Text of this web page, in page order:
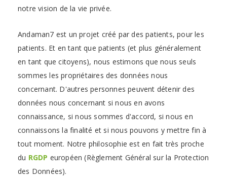
notre vision de la vie privée.
Andaman7 est un projet créé par des patients, pour les
patients. Et en tant que patients (et plus généralement
en tant que citoyens), nous estimons que nous seuls
sommes les propriétaires des données nous
concernant. D'autres personnes peuvent détenir des
données nous concernant si nous en avons
connaissance, si nous sommes d'accord, si nous en
connaissons la finalité et si nous pouvons y mettre fin à
tout moment. Notre philosophie est en fait très proche
du RGDP européen (Règlement Général sur la Protection
des Données).